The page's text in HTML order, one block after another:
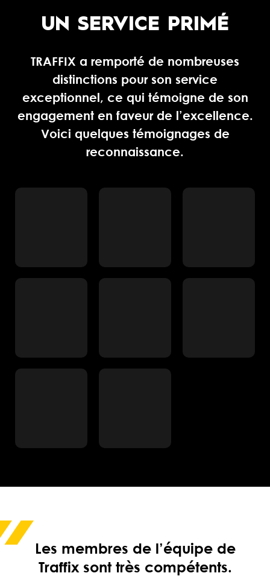
UN SERVICE PRIMÉ
TRAFFIX a remporté de nombreuses
distinctions pour son service
exceptionnel, ce qui témoigne de son
engagement en faveur de l’excellence.
Voici quelques témoignages de
reconnaissance.
Les membres de l’équipe de
Traffix sont très compétents.